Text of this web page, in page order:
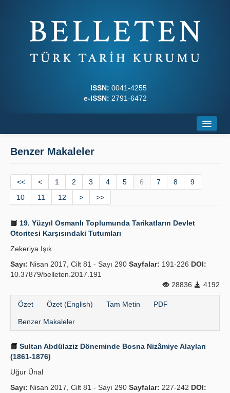
ISSN: 0041-4255
e-ISSN: 2791-6472
Dergi Kurulları
Yazım Kuralları
İlkeler
Kılavuzlar
Benzer Makaleler
<< < 1 2 3 4 5 6 7 8
9
10
11 12 > >>
19. Yüzyıl Osmanlı Toplumunda Tarikatların Devlet
Otoritesi Karşısındaki Tutumları
Zekeriya Işık
Sayı: Nisan 2017, Cilt 81 - Sayı 290 Sayfalar: 191-226 DOI:
10.37879/belleten.2017.191
28836
4192
Özet Özet (English) Tam Metin PDF
Benzer Makaleler
Sultan Abdülaziz Döneminde Bosna Nizâmiye Alayları
(1861-1876)
Uğur Ünal
Sayı: Nisan 2017, Cilt 81 - Sayı 290 Sayfalar: 227-242 DOI: